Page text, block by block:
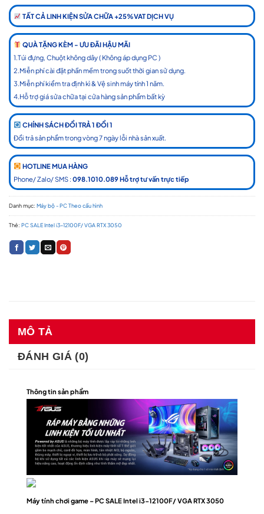
TẤT CẢ LINH KIỆN SỬA CHỮA +25%VAT DỊCH VỤ
QUÀ TẶNG KÈM - ƯU ĐÃI HẬU MÃI
1.Túi đựng, Chuột không dây ( Không áp dụng PC )
2.Miễn phí cài đặt phần mềm trong suốt thời gian sử dụng.
3.Miễn phí kiểm tra định kì & Vệ sinh máy tính 1 năm.
4.Hỗ trợ giá sửa chữa tại cửa hàng sản phẩm bất kỳ
CHÍNH SÁCH ĐỔI TRẢ 1 ĐỔI 1
Đổi trả sản phẩm trong vòng 7 ngày lỗi nhà sản xuất.
HOTLINE MUA HÀNG
Phone/ Zalo/ SMS : 098.1010.089 Hỗ trợ tư vấn trực tiếp
Danh mục: Máy bộ - PC Theo cấu hình
Thẻ: PC SALE Intel i3-12100F/ VGA RTX 3050
MÔ TẢ
ĐÁNH GIÁ (0)
Thông tin sản phẩm
Máy tính chơi game – PC SALE Intel i3-12100F/ VGA RTX 3050